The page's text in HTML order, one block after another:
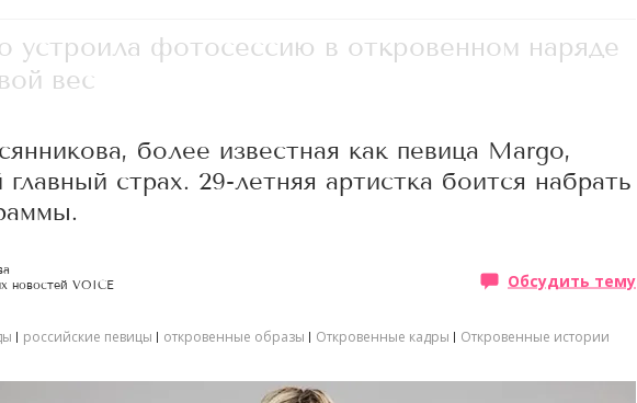
устроила фотосессию в откровенном наряде
вес
более известная как певица Margo,
страх. 29-летняя артистка боится набрать
новостей VOICE
Обсудить тему
российские певицы откровенные образы Откровенные кадры Откровенные истории